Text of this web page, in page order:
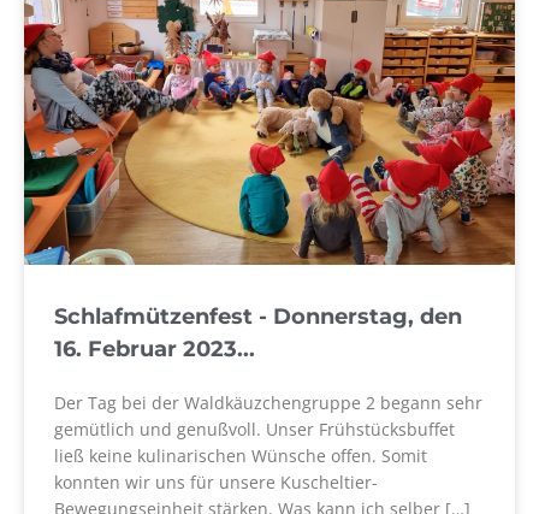
Schlafmützenfest - Donnerstag, den
16. Februar 2023...
Der Tag bei der Waldkäuzchengruppe 2 begann sehr
gemütlich und genußvoll. Unser Frühstücksbuffet
ließ keine kulinarischen Wünsche offen. Somit
konnten wir uns für unsere Kuscheltier-
Bewegungseinheit stärken. Was kann ich selber […]